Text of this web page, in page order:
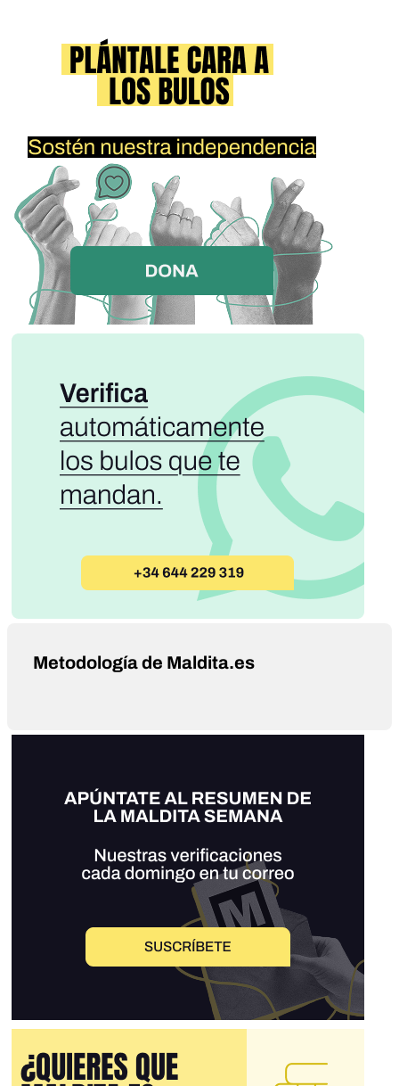
Metodología de Maldita.es